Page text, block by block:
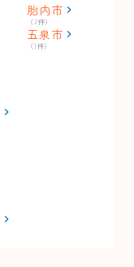
胎内市
（2件）
五泉市
（1件）